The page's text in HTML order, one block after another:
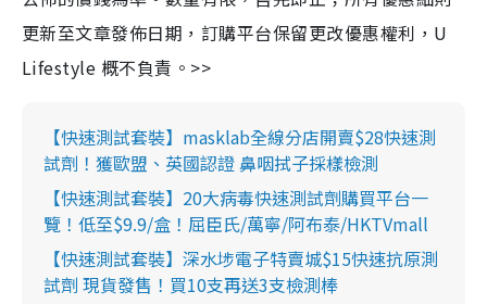
更新至文章發佈日期，訂購平台保留更改優惠權利，U
Lifestyle 概不負責。>>
【快速測試套裝】masklab全線分店開賣$28快速測
試劑！獲歐盟、英國認證 鼻咽拭子採樣檢測
【快速測試套裝】20大病毒快速測試劑購買平台一
覽！低至$9.9/盒！屈臣氏/萬寧/阿布泰/HKTVmall
【快速測試套裝】深水埗電子特賣城$15快速抗原測
試劑 現貨發售！買10支再送3支檢測棒